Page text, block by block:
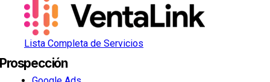
Lista Completa de Servicios
Prospección